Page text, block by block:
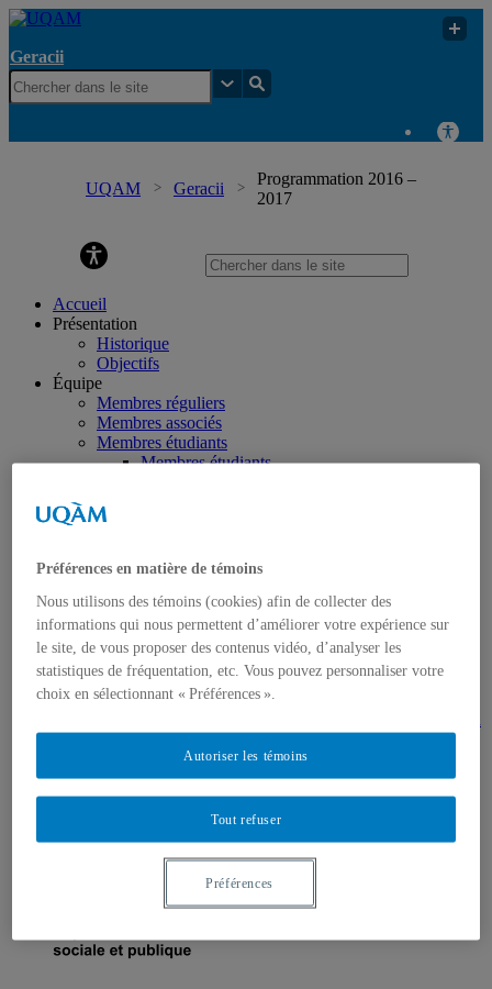
Geracii
UQAM Geracii
Programmation 2016 –
2017
Accueil
Présentation
Historique
Objectifs
Équipe
Membres réguliers
Membres associés
Membres étudiants
Membres étudiants
Recherche
Axes de recherche
Publications
Programmation 2018 – 2019
Programmation 2017 – 2018
Programmation 2016 – 2017
Activités précédentes
Obscomii
Présentation
internationale
À propos
Directives aux auteur-es
Volume 2 – N°1
Volume 3 – N°1
Préférences en matière de témoins
Nous utilisons des témoins (cookies) afin de collecter des
informations qui nous permettent d’améliorer votre expérience sur
le site, de vous proposer des contenus vidéo, d’analyser les
statistiques de fréquentation, etc. Vous pouvez personnaliser votre
choix en sélectionnant « Préférences ».
Tout refuser
Autoriser les témoins
Préférences